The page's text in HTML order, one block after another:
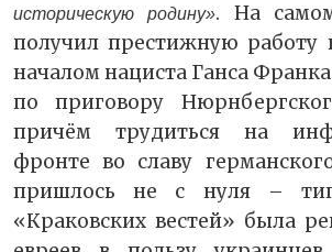
историческую родину». На
получил престижную работу
началом нациста Ганса
по приговору
причём трудиться на
фронте во славу
пришлось не с нуля –
«Краковских вестей» была